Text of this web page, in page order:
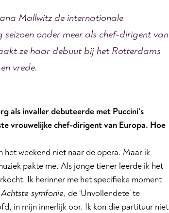
Mallwitz de internationale
onder meer als chef-dirigent van
ze haar debuut bij het Rotterdams
vrede.
als invaller debuteerde met Puccini’s
vrouwelijke chef-dirigent van Europa. Hoe
het weekend niet naar de opera. Maar ik
pakte me. Als jonge tiener leerde ik het
Ik herinner me het specifieke moment
Achtste symfonie, de ‘Unvollendete’ te
in mijn innerlijk oor. Ik kon die partituur niet